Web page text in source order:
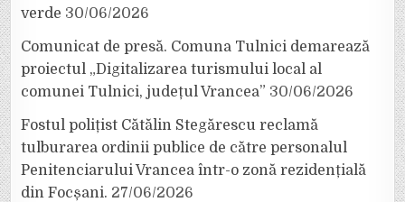
verde 30/06/2026
Comunicat de presă. Comuna Tulnici demarează
proiectul „Digitalizarea turismului local al
comunei Tulnici, județul Vrancea” 30/06/2026
Fostul polițist Cătălin Stegărescu reclamă
tulburarea ordinii publice de către personalul
Penitenciarului Vrancea într-o zonă rezidențială
din Focșani. 27/06/2026